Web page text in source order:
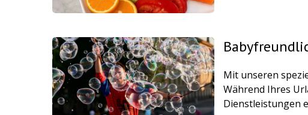
Mit unseren
Während Ihres
Dienstleistungen